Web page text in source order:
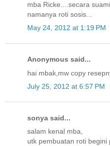
mba Ricke....secara
namanya roti sosis...
May 24, 2012 at 1:19 PM
Anonymous said...
hai mbak,mw copy
July 25, 2012 at 6:57 PM
sonya said...
salam kenal mba,
utk pembuatan roti